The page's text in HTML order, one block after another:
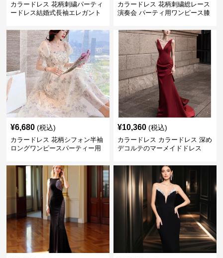
カラードレス 花柄刺繍パーティ
ードレス結婚式長袖エレガント
カラードレス 花柄刺繍総レース
演奏会 パーティ用ワンピース膝
¥6,680 (税込)
カラードレス 花柄シフォン半袖
ロングワンピースパーティー用
¥10,360 (税込)
カラードレス カラードレス 深め
デコルテのマーメイドドレス